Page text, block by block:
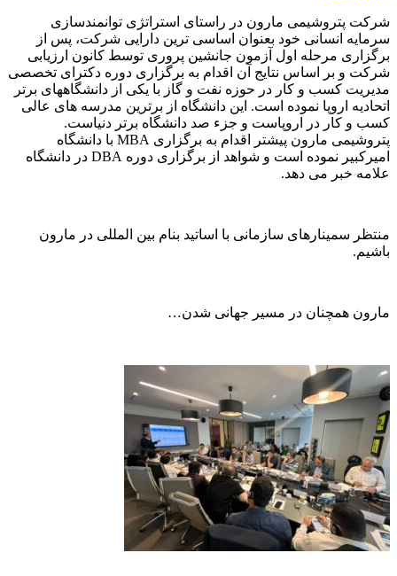
شرکت پتروشیمی مارون در راستای استراتژی توانمندسازی
سرمایه انسانی خود بعنوان اساسی ترین دارایی شرکت، پس از
برگزاری مرحله اول آزمون جانشین پروری توسط کانون ارزیابی
شرکت و بر اساس نتایج آن اقدام به برگزاری دوره دکترای تخصصی
مدیریت کسب و کار در حوزه نفت و گاز با یکی از دانشگاههای برتر
اتحادیه اروپا نموده است. این دانشگاه از برترین مدرسه های عالی
کسب و کار در اروپاست و جزء صد دانشگاه برتر دنیاست.
پتروشیمی مارون پیشتر اقدام به برگزاری MBA با دانشگاه
امیرکبیر نموده است و شواهد از برگزاری دوره DBA در دانشگاه
علامه خبر می دهد.
منتظر سمینارهای سازمانی با اساتید بنام بین المللی در مارون
باشیم.
مارون همچنان در مسیر جهانی شدن…